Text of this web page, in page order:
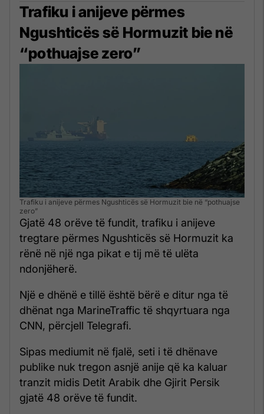
Trafiku i anijeve përmes
Ngushticës së Hormuzit bie në
“pothuajse zero”
Trafiku i anijeve përmes Ngushticës së Hormuzit bie në “pothuajse
zero”
Gjatë 48 orëve të fundit, trafiku i anijeve
tregtare përmes Ngushticës së Hormuzit ka
rënë në një nga pikat e tij më të ulëta
ndonjëherë.
Një e dhënë e tillë është bërë e ditur nga të
dhënat nga MarineTraffic të shqyrtuara nga
CNN, përcjell Telegrafi.
Sipas mediumit në fjalë, seti i të dhënave
publike nuk tregon asnjë anije që ka kaluar
tranzit midis Detit Arabik dhe Gjirit Persik
gjatë 48 orëve të fundit.